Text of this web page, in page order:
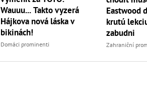
Wauuu... Takto vyzerá
Hájkova nová láska v
bikinách!
Domáci prominenti
Eastwood
krutú
zabudni
Zahraniční